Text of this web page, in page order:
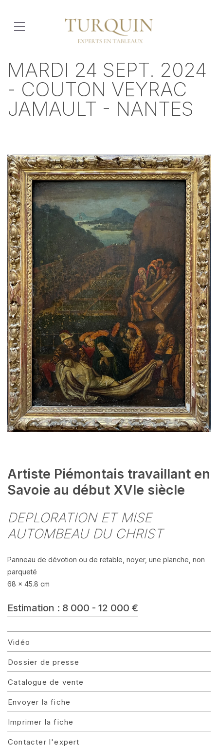
MARDI 24 SEPT. 2024
- COUTON VEYRAC
JAMAULT - NANTES
Artiste Piémontais travaillant en
Savoie au début XVIe siècle
DEPLORATION ET MISE
AUTOMBEAU DU CHRIST
Panneau de dévotion ou de retable, noyer, une planche, non
parqueté
68 x 45.8 cm
Estimation : 8 000 - 12 000 €
Vidéo
Dossier de presse
Catalogue de vente
Envoyer la fiche
Imprimer la fiche
Contacter l'expert